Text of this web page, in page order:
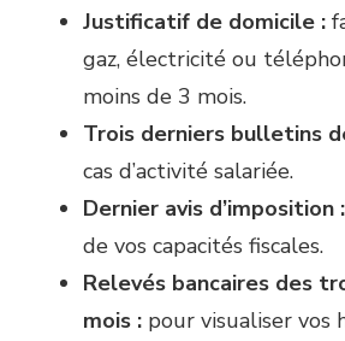
Justificatif de domicile :
gaz, électricité ou
moins de 3 mois.
Trois derniers bulletins
cas d’activité salariée.
Dernier avis d’imposition :
de vos capacités fiscales.
Relevés bancaires des
mois : pour visualiser vos